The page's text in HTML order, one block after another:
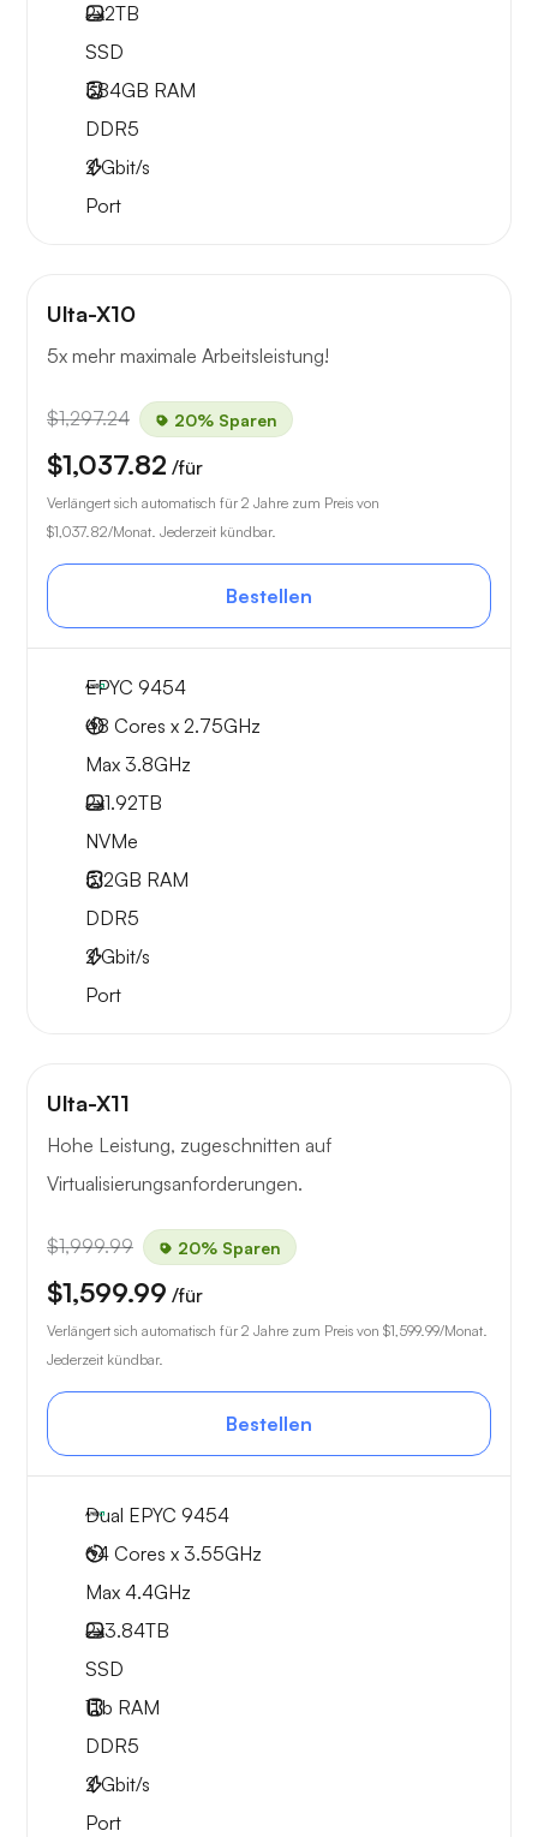
2x2TB
SSD
384GB RAM
DDR5
2Gbit/s
Port
Ulta-X10
5x mehr maximale Arbeitsleistung!
$1,297.24 20% Sparen
$1,037.82 /für
Verlängert sich automatisch für 2 Jahre zum Preis von
$1,037.82/Monat. Jederzeit kündbar.
Bestellen
EPYC 9454
48 Cores x 2.75GHz
Max 3.8GHz
2x1.92TB
NVMe
512GB RAM
DDR5
2Gbit/s
Port
Ulta-X11
Hohe Leistung, zugeschnitten auf
Virtualisierungsanforderungen.
$1,999.99 20% Sparen
$1,599.99 /für
Verlängert sich automatisch für 2 Jahre zum Preis von $1,599.99/Monat.
Jederzeit kündbar.
Bestellen
Dual EPYC 9454
64 Cores x 3.55GHz
Max 4.4GHz
2x3.84TB
SSD
1Tb RAM
DDR5
2Gbit/s
Port